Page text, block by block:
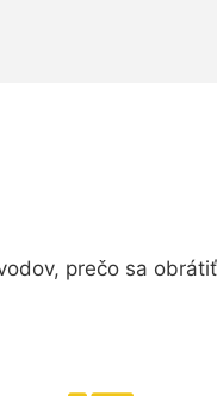
prečo sa